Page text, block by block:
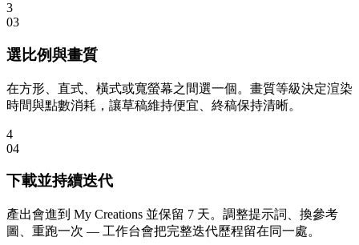
3
03
選比例與畫質
在方形、直式、橫式或寬螢幕之間選一個。畫質等級決定渲染
時間與點數消耗，讓草稿維持便宜、終稿保持清晰。
4
04
下載並持續迭代
產出會進到 My Creations 並保留 7 天。調整提示詞、換參考
圖、重跑一次 — 工作台會把完整迭代歷程留在同一處。